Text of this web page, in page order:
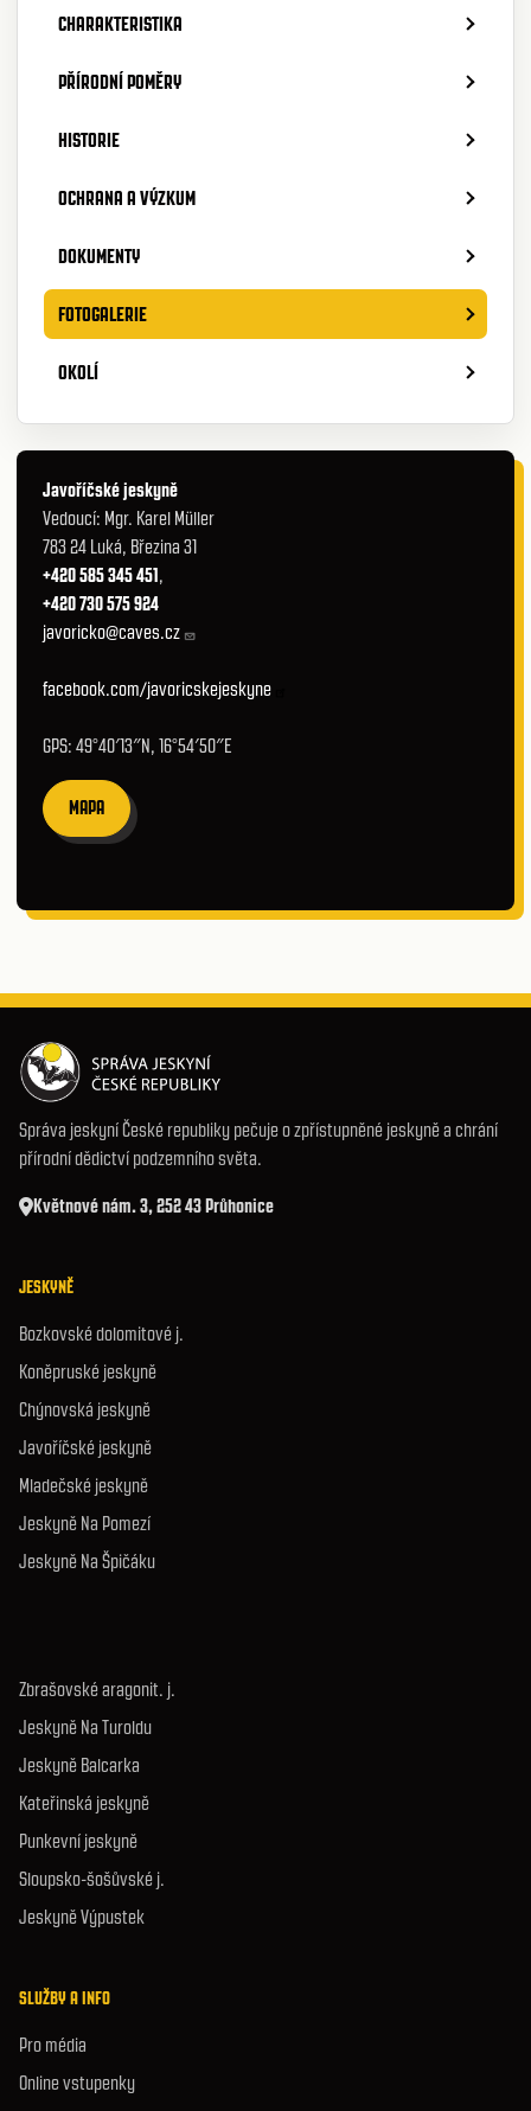
CHARAKTERISTIKA
PŘÍRODNÍ POMĚRY
HISTORIE
OCHRANA A VÝZKUM
DOKUMENTY
FOTOGALERIE
OKOLÍ
Javoříčské jeskyně
Vedoucí: Mgr. Karel Müller
783 24 Luká, Březina 31
+420 585 345 451 ,
+420 730 575 924
javoricko@caves.cz
facebook.com/javoricskejeskyne
GPS: 49°40′13″N, 16°54′50″E
MAPA
Správa jeskyní České republiky pečuje o zpřístupněné jeskyně a chrání
přírodní dědictví podzemního světa.
Květnové nám. 3, 252 43 Průhonice
JESKYNĚ
Bozkovské dolomitové j.
Koněpruské jeskyně
Chýnovská jeskyně
Javoříčské jeskyně
Mladečské jeskyně
Jeskyně Na Pomezí
Jeskyně Na Špičáku
Zbrašovské aragonit. j.
Jeskyně Na Turoldu
Jeskyně Balcarka
Kateřinská jeskyně
Punkevní jeskyně
Sloupsko-šošůvské j.
Jeskyně Výpustek
SLUŽBY A INFO
Pro média
Online vstupenky